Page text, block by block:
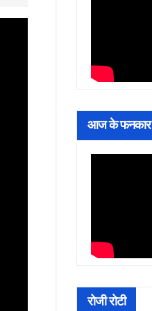
आज के फनकार
रोजी रोटी